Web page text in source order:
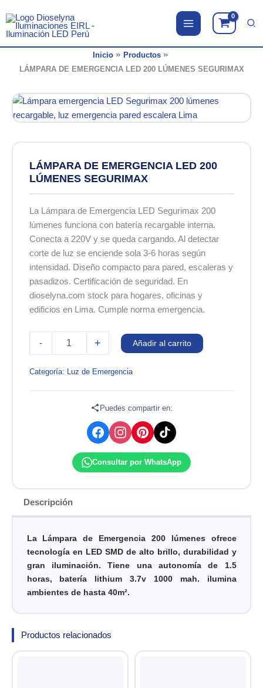
contenido
Inicio
Productos
LÁMPARA DE EMERGENCIA LED 200 LÚMENES SEGURIMAX
LÁMPARA DE EMERGENCIA LED 200
LÚMENES SEGURIMAX
La Lámpara de Emergencia LED Segurimax 200
lúmenes funciona con batería recargable interna.
Conecta a 220V y se queda cargando. Al detectar
corte de luz se enciende sola 3-6 horas según
intensidad. Diseño compacto para pared, escaleras y
pasadizos. Certificación de seguridad. En
dioselyna.com stock para hogares, oficinas y
edificios en Lima. Cumple norma emergencia.
-
LED
+ Añadir al carrito
Categoría: Luz de Emergencia
Puedes compartir en:
Consultar por WhatsApp
Descripción
La Lámpara de Emergencia 200 lúmenes ofrece
tecnología en LED SMD de alto brillo, durabilidad y
gran iluminación. Tiene una autonomía de 1.5
horas, batería lithium 3.7v 1000 mah. ilumina
ambientes de hasta 40m².
Productos relacionados